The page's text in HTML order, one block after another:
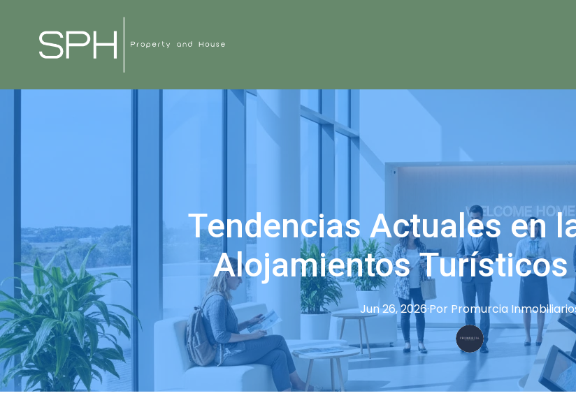
Tendencias Actuales en
Alojamientos
Jun 26, 2026·Por Promurcia